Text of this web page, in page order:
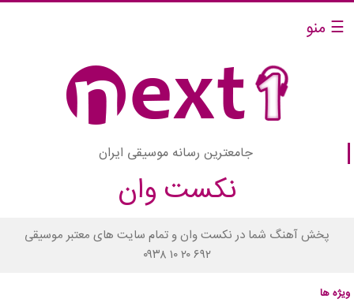
☰ منو
جامعترین رسانه موسیقی ایران
نکست وان
پخش آهنگ شما در نکست وان و تمام سایت های معتبر موسیقی
۰۹۳۸ ۱۰ ۲۰ ۶۹۲
ویژه ها